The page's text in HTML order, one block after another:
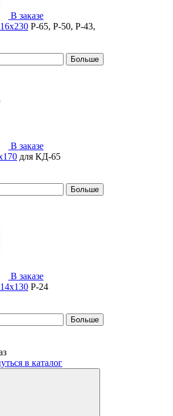
В заказе
Р-65, Р-50, Р-43,
Больше
В заказе
для КД-65
Больше
В заказе
Р-24
Больше
в каталог